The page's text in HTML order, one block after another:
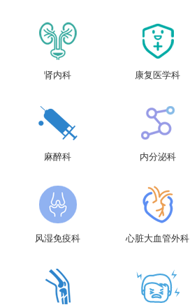
肾内科 康复医学科
麻醉科 内分泌科
风湿免疫科 心脏大血管外科